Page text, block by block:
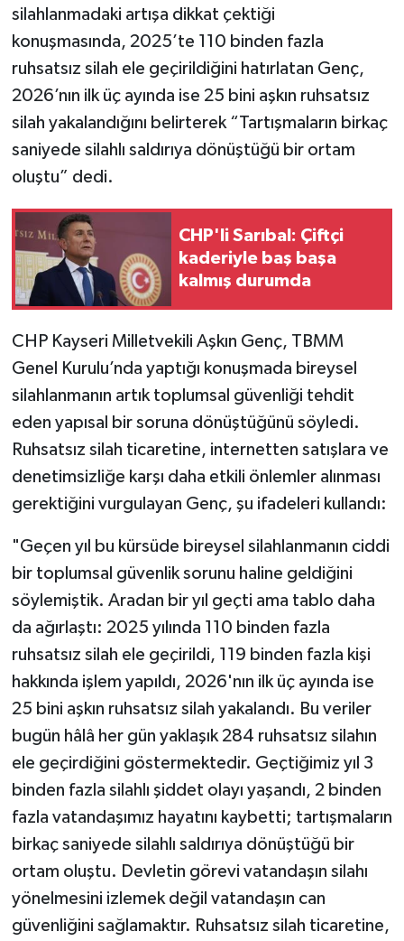
silahlanmadaki artışa dikkat çektiği
konuşmasında, 2025’te 110 binden fazla
ruhsatsız silah ele geçirildiğini hatırlatan Genç,
2026’nın ilk üç ayında ise 25 bini aşkın ruhsatsız
silah yakalandığını belirterek “Tartışmaların birkaç
saniyede silahlı saldırıya dönüştüğü bir ortam
oluştu” dedi.
CHP'li Sarıbal: Çiftçi
kaderiyle baş başa
kalmış durumda
CHP Kayseri Milletvekili Aşkın Genç, TBMM
Genel Kurulu’nda yaptığı konuşmada bireysel
silahlanmanın artık toplumsal güvenliği tehdit
eden yapısal bir soruna dönüştüğünü söyledi.
Ruhsatsız silah ticaretine, internetten satışlara ve
denetimsizliğe karşı daha etkili önlemler alınması
gerektiğini vurgulayan Genç, şu ifadeleri kullandı:
"Geçen yıl bu kürsüde bireysel silahlanmanın ciddi
bir toplumsal güvenlik sorunu haline geldiğini
söylemiştik. Aradan bir yıl geçti ama tablo daha
da ağırlaştı: 2025 yılında 110 binden fazla
ruhsatsız silah ele geçirildi, 119 binden fazla kişi
hakkında işlem yapıldı, 2026'nın ilk üç ayında ise
25 bini aşkın ruhsatsız silah yakalandı. Bu veriler
bugün hâlâ her gün yaklaşık 284 ruhsatsız silahın
ele geçirdiğini göstermektedir. Geçtiğimiz yıl 3
binden fazla silahlı şiddet olayı yaşandı, 2 binden
fazla vatandaşımız hayatını kaybetti; tartışmaların
birkaç saniyede silahlı saldırıya dönüştüğü bir
ortam oluştu. Devletin görevi vatandaşın silahı
yönelmesini izlemek değil vatandaşın can
güvenliğini sağlamaktır. Ruhsatsız silah ticaretine,
Yurt
2024 Seçim Sonuçları